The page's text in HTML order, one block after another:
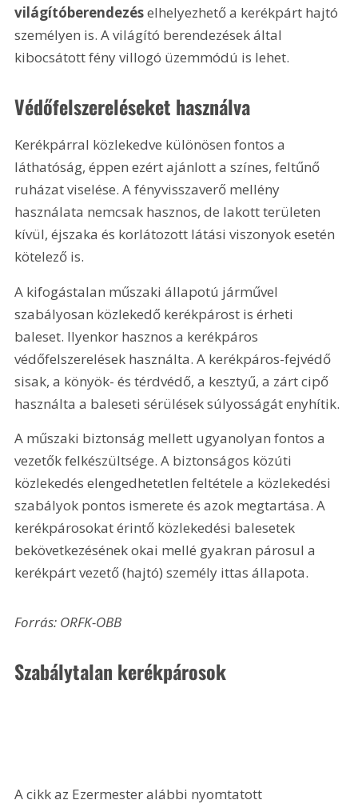
világítóberendezés elhelyezhető a kerékpárt hajtó
személyen is. A világító berendezések által
kibocsátott fény villogó üzemmódú is lehet.
Védőfelszereléseket használva
Kerékpárral közlekedve különösen fontos a
láthatóság, éppen ezért ajánlott a színes, feltűnő
ruházat viselése. A fényvisszaverő mellény
használata nemcsak hasznos, de lakott területen
kívül, éjszaka és korlátozott látási viszonyok esetén
kötelező is.
A kifogástalan műszaki állapotú járművel
szabályosan közlekedő kerékpárost is érheti
baleset. Ilyenkor hasznos a kerékpáros
védőfelszerelések használta. A kerékpáros-fejvédő
sisak, a könyök- és térdvédő, a kesztyű, a zárt cipő
használta a baleseti sérülések súlyosságát enyhítik.
A műszaki biztonság mellett ugyanolyan fontos a
vezetők felkészültsége. A biztonságos közúti
közlekedés elengedhetetlen feltétele a közlekedési
szabályok pontos ismerete és azok megtartása. A
kerékpárosokat érintő közlekedési balesetek
bekövetkezésének okai mellé gyakran párosul a
kerékpárt vezető (hajtó) személy ittas állapota.
Forrás: ORFK-OBB
Szabálytalan kerékpárosok
A cikk az Ezermester alábbi nyomtatott